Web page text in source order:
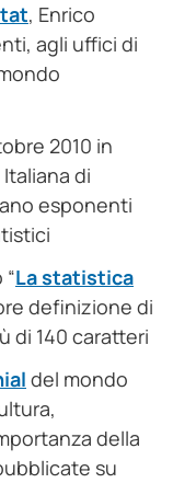
, Enrico
agli uffici di
2010 in
di
esponenti
La statistica
definizione di
di 140 caratteri
del mondo
della
su